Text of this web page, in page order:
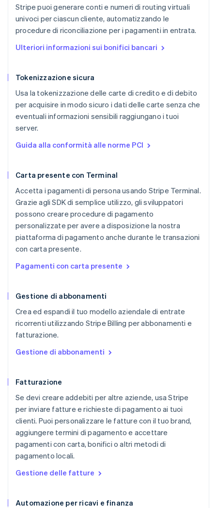
Stripe puoi generare conti e numeri di routing virtuali
univoci per ciascun cliente, automatizzando le
procedure di riconciliazione per i pagamenti in entrata.
Ulteriori informazioni sui bonifici bancari
Tokenizzazione sicura
Usa la tokenizzazione delle carte di credito e di debito
per acquisire in modo sicuro i dati delle carte senza che
eventuali informazioni sensibili raggiungano i tuoi
server.
Guida alla conformità alle norme PCI
Carta presente con Terminal
Accetta i pagamenti di persona usando Stripe Terminal.
Grazie agli SDK di semplice utilizzo, gli sviluppatori
possono creare procedure di pagamento
personalizzate per avere a disposizione la nostra
piattaforma di pagamento anche durante le transazioni
con carta presente.
Pagamenti con carta presente
Gestione di abbonamenti
Crea ed espandi il tuo modello aziendale di entrate
ricorrenti utilizzando Stripe Billing per abbonamenti e
fatturazione.
Gestione di abbonamenti
Fatturazione
Se devi creare addebiti per altre aziende, usa Stripe
per inviare fatture e richieste di pagamento ai tuoi
clienti. Puoi personalizzare le fatture con il tuo brand,
aggiungere termini di pagamento e accettare
pagamenti con carta, bonifici o altri metodi di
pagamento locali.
Gestione delle fatture
Automazione per ricavi e finanza